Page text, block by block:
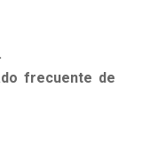
de